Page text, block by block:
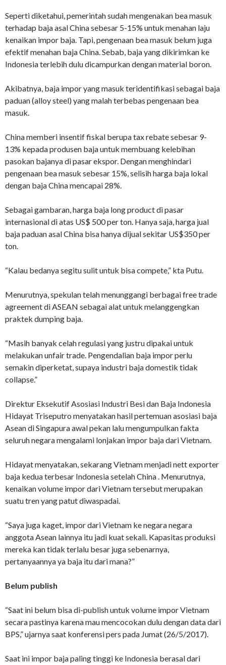
Seperti diketahui, pemerintah sudah mengenakan bea masuk
terhadap baja asal China sebesar 5-15% untuk menahan laju
kenaikan impor baja. Tapi, pengenaan bea masuk belum juga
efektif menahan baja China. Sebab, baja yang dikirimkan ke
Indonesia terlebih dulu dicampurkan dengan material boron.
Akibatnya, baja impor yang masuk teridentifikasi sebagai baja
paduan (alloy steel) yang malah terbebas pengenaan bea
masuk.
China memberi insentif fiskal berupa tax rebate sebesar 9-
13% kepada produsen baja untuk membuang kelebihan
pasokan bajanya di pasar ekspor. Dengan menghindari
pengenaan bea masuk sebesar 15%, selisih harga baja lokal
dengan baja China mencapai 28%.
Sebagai gambaran, harga baja long product di pasar
internasional di atas US$ 500 per ton. Hanya saja, harga jual
baja paduan asal China bisa hanya dijual sekitar US$350 per
ton.
“Kalau bedanya segitu sulit untuk bisa compete,” kta Putu.
Menurutnya, spekulan telah menunggangi berbagai free trade
agreement di ASEAN sebagai alat untuk melanggengkan
praktek dumping baja.
“Masih banyak celah regulasi yang justru dipakai untuk
melakukan unfair trade. Pengendalian baja impor perlu
semakin diperketat, supaya industri baja domestik tidak
collapse.”
Direktur Eksekutif Asosiasi Industri Besi dan Baja Indonesia
Hidayat Triseputro menyatakan hasil pertemuan asosiasi baja
Asean di Singapura awal pekan lalu mengumpulkan fakta
seluruh negara mengalami lonjakan impor baja dari Vietnam.
Hidayat menyatakan, sekarang Vietnam menjadi nett exporter
baja kedua terbesar Indonesia setelah China . Menurutnya,
kenaikan volume impor dari Vietnam tersebut merupakan
suatu tren yang patut diwaspadai.
“Saya juga kaget, impor dari Vietnam ke negara negara
anggota Asean lainnya itu jadi kuat sekali. Kapasitas produksi
mereka kan tidak terlalu besar juga sebenarnya,
pertanyaannya ya baja itu dari mana?”
Belum publish
“Saat ini belum bisa di-publish untuk volume impor Vietnam
secara pastinya karena mau mencocokan dulu dengan data dari
BPS,” ujarnya saat konferensi pers pada Jumat (26/5/2017).
Saat ini impor baja paling tinggi ke Indonesia berasal dari